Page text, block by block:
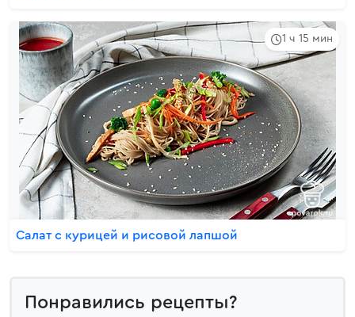
1 ч 15 мин
Салат с курицей и рисовой лапшой
Понравились рецепты?